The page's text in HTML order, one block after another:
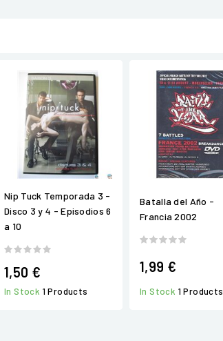
Nip Tuck Temporada 3 -
Disco 3 y 4 - Episodios 6
a 10
1,50 €
In Stock 1 Products
Batalla del Año -
Francia 2002
1,99 €
In Stock 1 Products